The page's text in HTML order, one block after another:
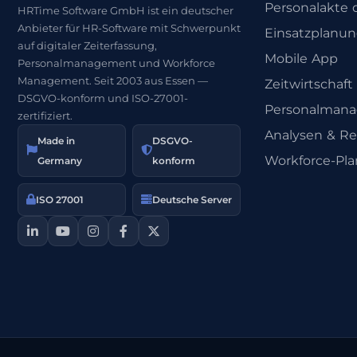
HRTime Software GmbH ist ein deutscher
Anbieter für HR-Software mit Schwerpunkt
auf digitaler Zeiterfassung,
Personalmanagement und Workforce
Management. Seit 2003 aus Essen —
DSGVO-konform und ISO-27001-
zertifiziert.
Made in
Germany
DSGVO-
konform
ISO 27001 Deutsche Server
Personalakte
Mobile App
Zeitwirtschaft
Analysen &
Workforce-